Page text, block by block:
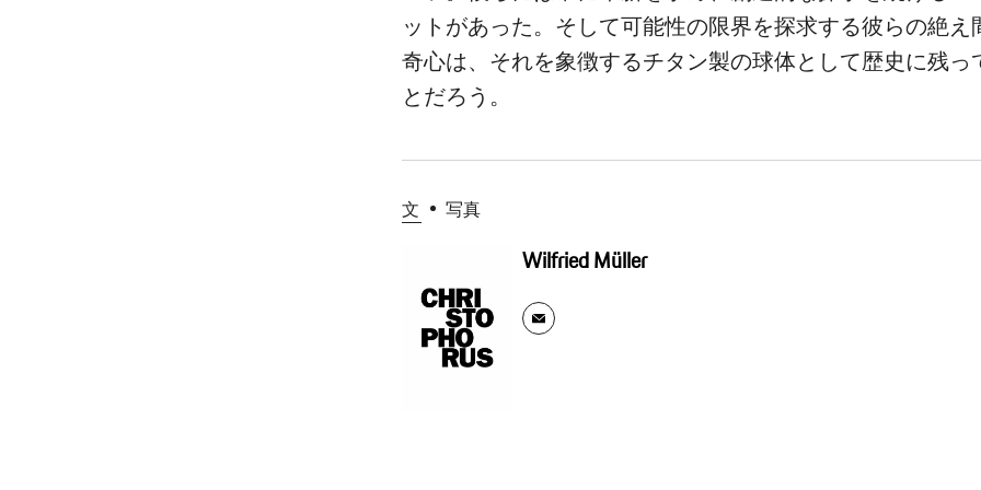
ットがあった。そして可能性の限界を探求する彼らの絶え
奇心は、それを象徴するチタン製の球体として歴史に残っ
とだろう。
文 写真
Wilfried Müller